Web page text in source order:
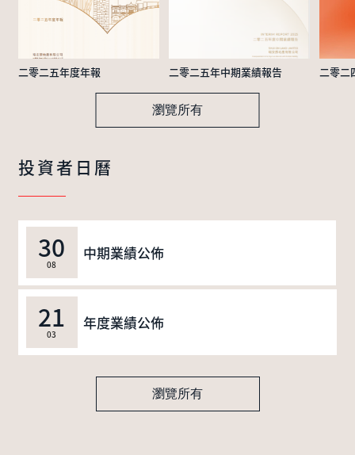
二零二五年度年報 二零二五年中期業績報告 二零二
瀏覽所有
投資者日曆
30
08
中期業績公佈
21
03
年度業績公佈
瀏覽所有